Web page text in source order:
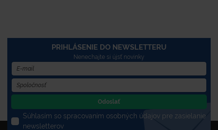
PRIHLÁSENIE DO NEWSLETTERU
Nenechajte si újsť novinky
Odoslať
Súhlasím so spracovaním osobných údajov pre zasielanie
newsletterov